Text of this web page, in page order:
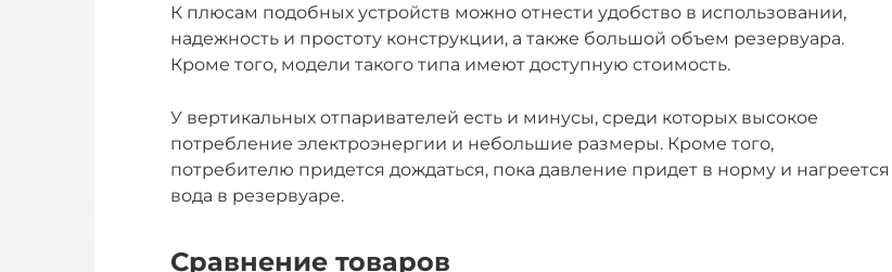
К плюсам подобных устройств можно отнести удобство в использовании,
надежность и простоту конструкции, а также большой объем резервуара.
Кроме того, модели такого типа имеют доступную стоимость.
У вертикальных отпаривателей есть и минусы, среди которых высокое
потребление электроэнергии и небольшие размеры. Кроме того,
потребителю придется дождаться, пока давление придет в норму и нагреется
вода в резервуаре.
Сравнение товаров